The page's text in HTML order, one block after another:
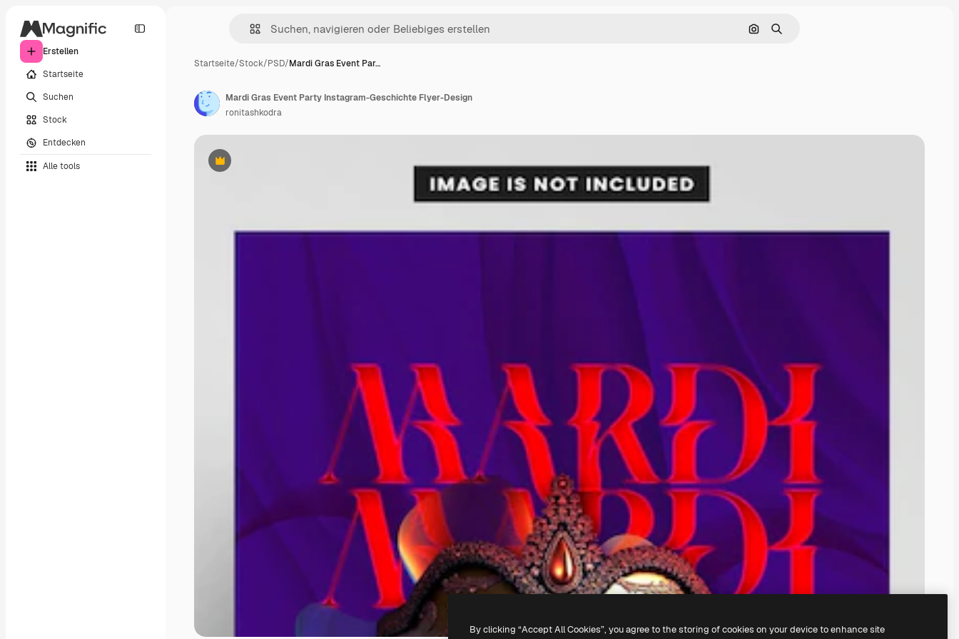
Erstellen
Startseite
Suchen
Stock
Entdecken
Alle tools
Nach Bild suchen
Suchen
Startseite/Stock/PSD/Mardi Gras Event Par…
Premium
Mardi Gras Event Party Instagram-Geschichte Flyer-Design
ronitashkodra
By clicking “Accept All Cookies”, you agree to the storing of cookies on your device to enhance site